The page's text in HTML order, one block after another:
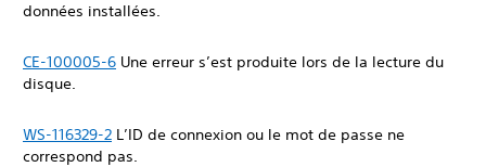
données installées.
CE-100005-6 Une erreur s’est produite lors de la lecture du
disque.
WS-116329-2 L’ID de connexion ou le mot de passe ne
correspond pas.